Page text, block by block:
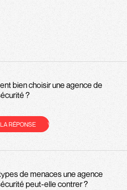
bien choisir une agence de
?
VOIR LA RÉPONSE
de menaces une agence
peut-elle contrer ?